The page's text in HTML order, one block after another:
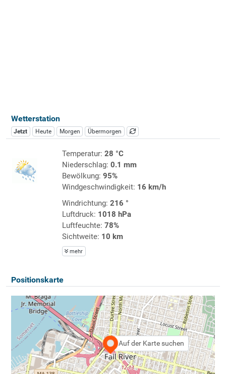
Wetterstation
Jetzt Heute Morgen Übermorgen
Temperatur: 28 °C
Niederschlag: 0.1 mm
Bewölkung: 95%
Windgeschwindigkeit: 16 km/h
Windrichtung: 216 °
Luftdruck: 1018 hPa
Luftfeuchte: 78%
Sichtweite: 10 km
mehr
Positionskarte
Auf der Karte suchen